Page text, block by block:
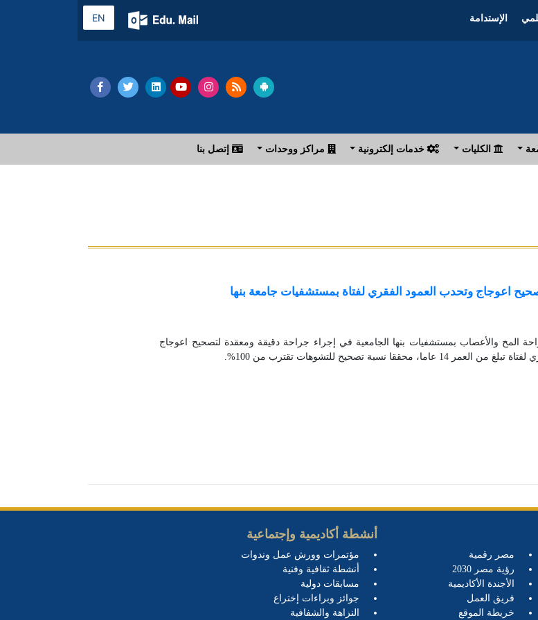
الإستدامة EN
الكليات خدمات إلكترونية مراكز ووحدات إتصل بنا
اعوجاج وتحدب العمود الفقري لفتاة بمستشفيات جامعة بنها
المخ والأعصاب بمستشفيات بنها الجامعية في إجراء جراحة دقيقة ومعقدة لتصحيح اعوجاج
محققا نسبة تصحيح للتشوهات تقترب من 100%.
مصر رقمية
رؤية مصر 2030
الأجندة الأكاديمية
فريق العمل
خريطة الموقع
أنشطة أكاديمية وإجتماعية
مؤتمرات وورش عمل وندوات
أنشطة ثقافية وفنية
مسابقات دولية
جوائز وبراءات إختراع
النزاهة والشفافية